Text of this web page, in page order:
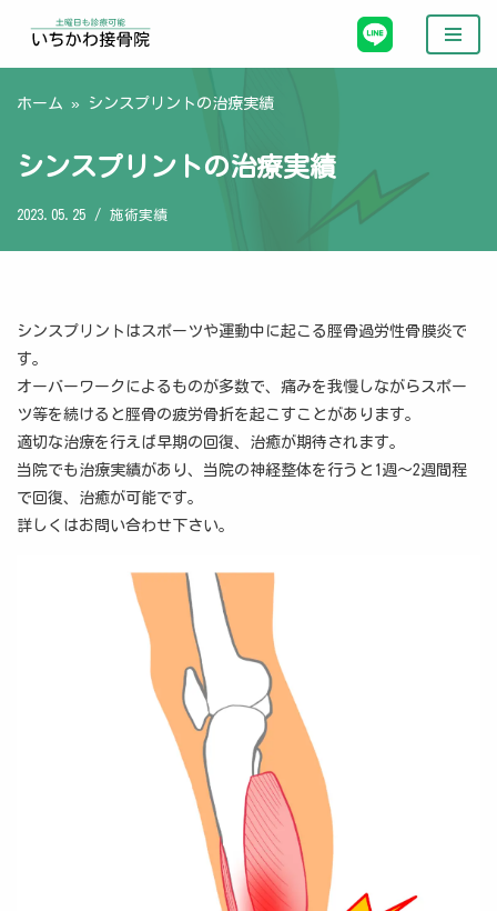
ツ
キ
ホーム » シンスプリントの治療実績
シンスプリントの治療実績
2023.05.25 施術実績
シンスプリントはスポーツや運動中に起こる脛骨過労性骨膜炎で
す。
オーバーワークによるものが多数で、痛みを我慢しながらスポー
ツ等を続けると脛骨の疲労骨折を起こすことがあります。
適切な治療を行えば早期の回復、治癒が期待されます。
当院でも治療実績があり、当院の神経整体を行うと1週～2週間程
で回復、治癒が可能です。
詳しくはお問い合わせ下さい。